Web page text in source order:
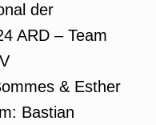
der
ARD – Team
& Esther
Bastian